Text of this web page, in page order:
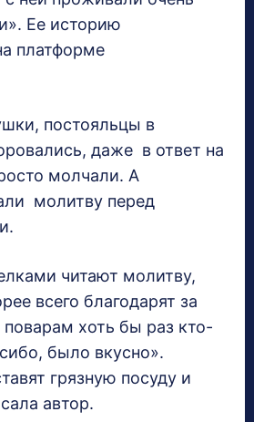
Ее историю
платформе
постояльцы в
даже в ответ на
молчали. А
молитву перед
читают молитву,
всего благодарят за
хоть бы раз кто-
было вкусно».
грязную посуду и
автор.